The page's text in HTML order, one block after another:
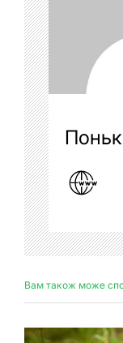
Вам також може